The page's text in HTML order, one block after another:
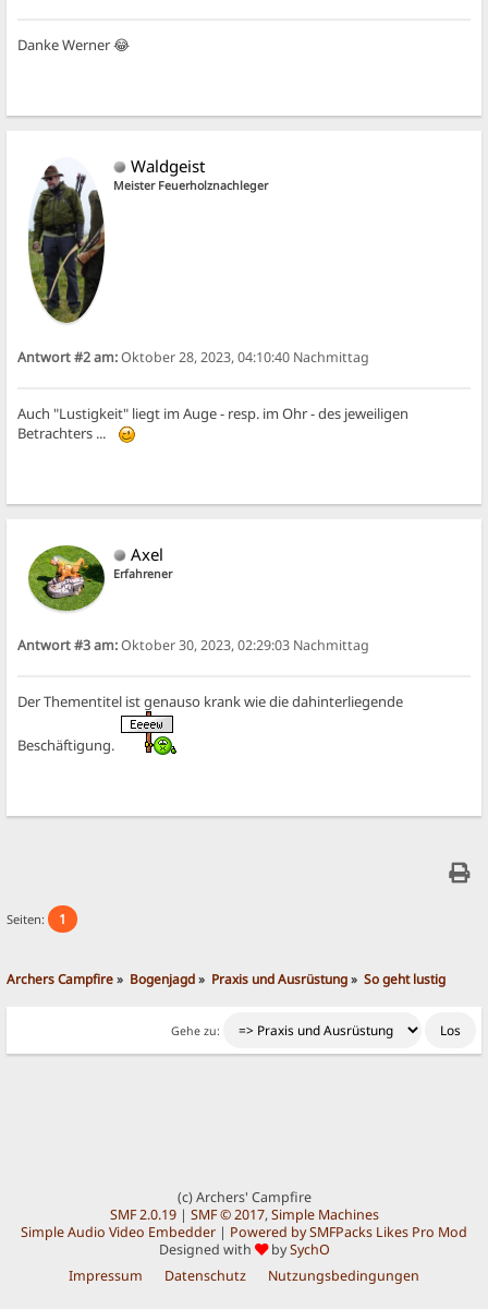
Danke Werner 😂
Waldgeist
Meister Feuerholznachleger
Antwort #2 am:Oktober 28, 2023, 04:10:40 Nachmittag
Auch "Lustigkeit" liegt im Auge - resp. im Ohr - des jeweiligen
Betrachters ...
Axel
Erfahrener
Antwort #3 am:Oktober 30, 2023, 02:29:03 Nachmittag
Der Thementitel ist genauso krank wie die dahinterliegende
Beschäftigung.
Seiten: 1
Archers Campfire» Bogenjagd» Praxis und Ausrüstung» So geht lustig
Gehe zu:
(c) Archers' Campfire
SMF 2.0.19| SMF © 2017,Simple Machines
Simple Audio Video Embedder | Powered by SMFPacks Likes Pro Mod
Designed with
bySychO
Impressum
Datenschutz Nutzungsbedingungen